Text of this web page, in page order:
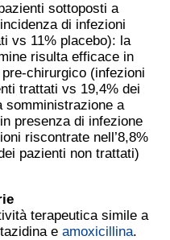
sottoposti a
di infezioni
vs 11% placebo): la
risulta efficace in
chirurgico (infezioni
trattati vs 19,4% dei
somministrazione a
presenza di infezione
riscontrate nell’8,8%
pazienti non trattati)
terapeutica simile a
e amoxicillina.